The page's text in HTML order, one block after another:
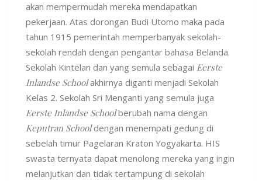
akan mempermudah mereka mendapatkan
pekerjaan. Atas dorongan Budi Utomo maka pada
tahun 1915 pemerintah memperbanyak sekolah-
sekolah rendah dengan pengantar bahasa Belanda.
Sekolah Kintelan dan yang semula sebagai Eerste
Inlandse Schoolakhirnya diganti menjadi Sekolah
Kelas 2. Sekolah Sri Menganti yang semula juga
Eerste Inlandse Schoolberubah nama dengan
Keputran Schooldengan menempati gedung di
sebelah timur Pagelaran Kraton Yogyakarta. HIS
swasta ternyata dapat menolong mereka yang ingin
melanjutkan dan tidak tertampung di sekolah